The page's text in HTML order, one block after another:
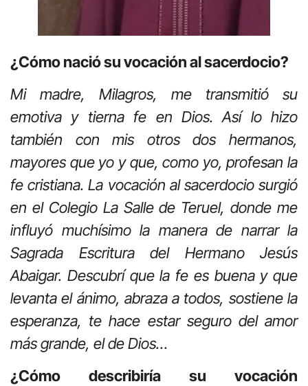
¿Cómo nació su vocación al sacerdocio?
Mi madre, Milagros, me transmitió su
emotiva y tierna fe en Dios. Así lo hizo
también con mis otros dos hermanos,
mayores que yo y que, como yo, profesan la
fe cristiana. La vocación al sacerdocio surgió
en el Colegio La Salle de Teruel, donde me
influyó muchísimo la manera de narrar la
Sagrada Escritura del Hermano Jesús
Abaigar. Descubrí que la fe es buena y que
levanta el ánimo, abraza a todos, sostiene la
esperanza, te hace estar seguro del amor
más grande, el de Dios…
¿Cómo describiría su vocación